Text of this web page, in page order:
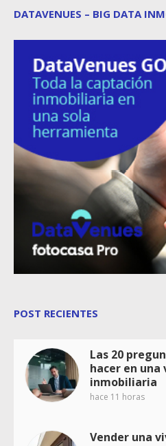
DATAVENUES – BIG DATA
POST RECIENTES
Las 20
hacer en
inmobiliaria
hace 11 horas
Vender una